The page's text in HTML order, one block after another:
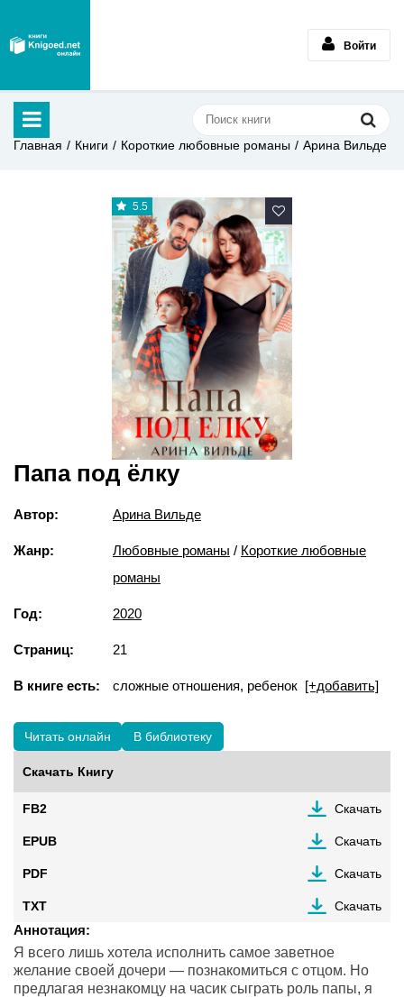
Войти
Главная Книги Короткие любовные романы Арина Вильде
5.5
Папа под ёлку
Автор: Арина Вильде
Жанр: Любовные романы / Короткие любовные
романы
Год: 2020
Страниц: 21
В книге есть: сложные отношения, ребенок [+добавить]
Читать онлайн В библиотеку
Скачать Книгу
FB2 Скачать
EPUB Скачать
PDF Скачать
TXT Скачать
Аннотация:
Я всего лишь хотела исполнить самое заветное
желание своей дочери — познакомиться с отцом. Но
предлагая незнакомцу на часик сыграть роль папы, я